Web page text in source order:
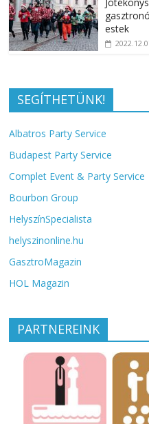
estek
SEGÍTHETÜNK!
Albatros Party Service
Budapest Party Service
Complet Event & Party Service
Bourbon Group
HelyszínSpecialista
helyszinonline.hu
GasztroMagazin
HOL Magazin
PARTNEREINK